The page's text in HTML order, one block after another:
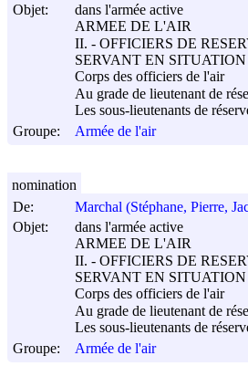
Objet:
dans l'armée active
ARMEE DE L'AIR
II. - OFFICIERS DE
SERVANT EN
Corps des officiers de l'air
Au grade de lieutenant de
Les sous-lieutenants de
Groupe:
Armée de l'air
De:
Marchal (Stéphane, Pierre,
Objet:
dans l'armée active
ARMEE DE L'AIR
II. - OFFICIERS DE
SERVANT EN
Corps des officiers de l'air
Au grade de lieutenant de
Les sous-lieutenants de
Groupe:
Armée de l'air
nomination